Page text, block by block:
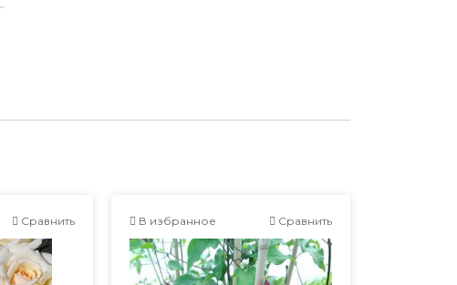
Сравнить В избранное Сравнить